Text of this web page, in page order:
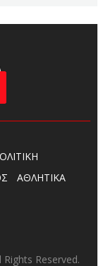
ΑΘΛΗΤΙΚΑ
Rights Reserved.